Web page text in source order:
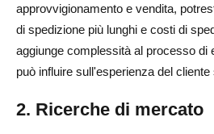
approvvigionamento e vendita,
di spedizione più lunghi e costi di
aggiunge complessità al processo di
può influire sull'esperienza del
2. Ricerche di mercato